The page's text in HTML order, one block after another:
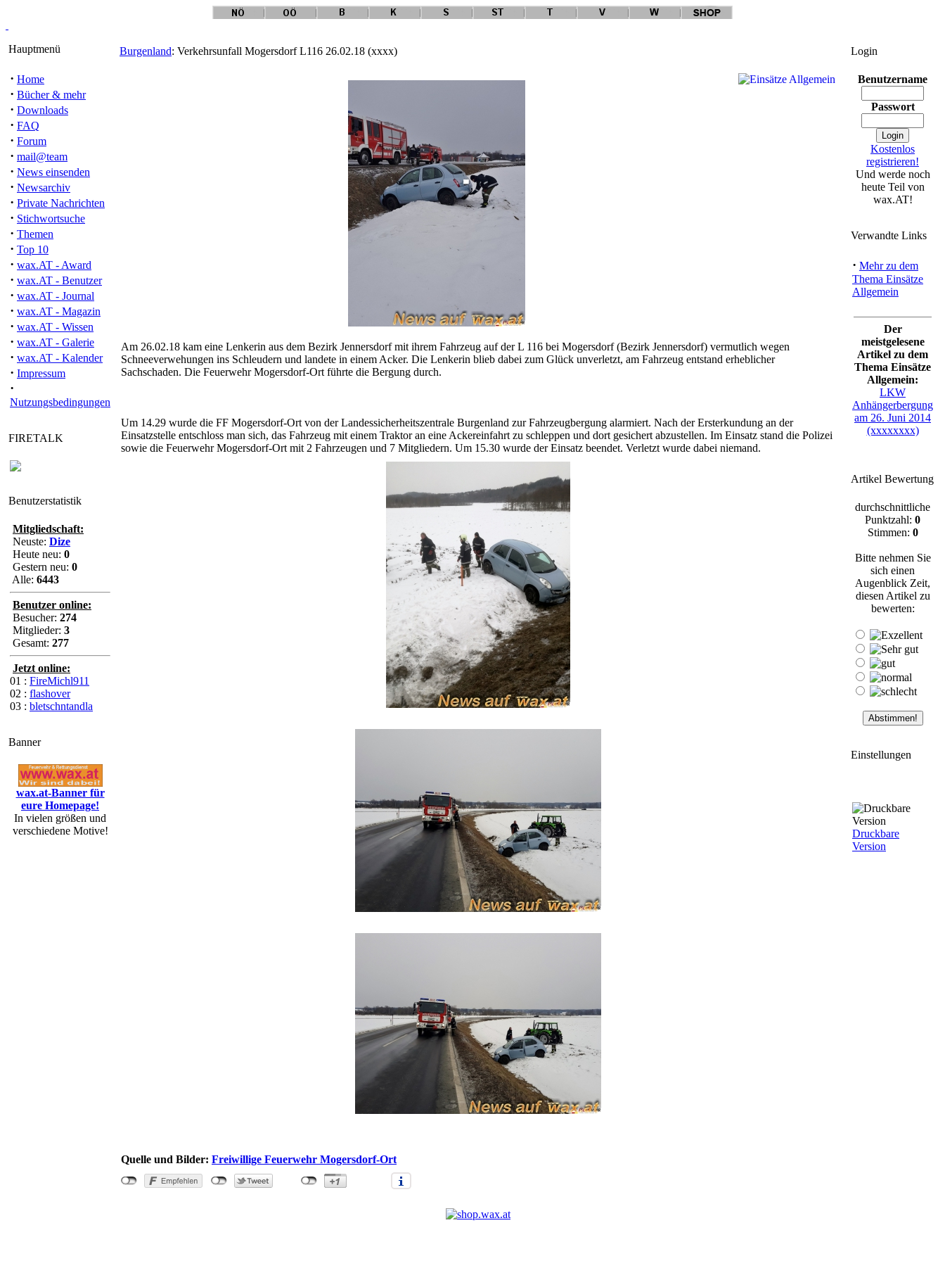
Hauptmenü
· Home
· Bücher & mehr
· Downloads
· FAQ
· Forum
· mail@team
· News einsenden
· Newsarchiv
· Private Nachrichten
· Stichwortsuche
· Themen
· Top 10
· wax.AT - Award
· wax.AT - Benutzer
· wax.AT - Journal
· wax.AT - Magazin
· wax.AT - Wissen
· wax.AT - Galerie
· wax.AT - Kalender
· Impressum
·
Nutzungsbedingungen
FIRETALK
Benutzerstatistik
Mitgliedschaft:
Neuste: Dize
Heute neu: 0
Gestern neu: 0
Alle: 6443
Benutzer online:
Besucher: 274
Mitglieder: 3
Gesamt: 277
Jetzt online:
01 : FireMichl911
02 : flashover
03 : bletschntandla
Banner
wax.at-Banner für
eure Homepage!
In vielen größen und
verschiedene Motive!
Burgenland: Verkehrsunfall Mogersdorf L116 26.02.18 (xxxx)
Am 26.02.18 kam eine Lenkerin aus dem Bezirk Jennersdorf mit ihrem Fahrzeug auf der L 116 bei Mogersdorf (Bezirk Jennersdorf) vermutlich wegen
Schneeverwehungen ins Schleudern und landete in einem Acker. Die Lenkerin blieb dabei zum Glück unverletzt, am Fahrzeug entstand erheblicher
Sachschaden. Die Feuerwehr Mogersdorf-Ort führte die Bergung durch.
Um 14.29 wurde die FF Mogersdorf-Ort von der Landessicherheitszentrale Burgenland zur Fahrzeugbergung alarmiert. Nach der Ersterkundung an der
Einsatzstelle entschloss man sich, das Fahrzeug mit einem Traktor an eine Ackereinfahrt zu schleppen und dort gesichert abzustellen. Im Einsatz stand die Polizei
sowie die Feuerwehr Mogersdorf-Ort mit 2 Fahrzeugen und 7 Mitgliedern. Um 15.30 wurde der Einsatz beendet. Verletzt wurde dabei niemand.
Quelle und Bilder: Freiwillige Feuerwehr Mogersdorf-Ort
Login
Benutzername
Passwort
Kostenlos
registrieren!
Und werde noch
heute Teil von
wax.AT!
Verwandte Links
· Mehr zu dem
Thema Einsätze
Allgemein
Der
meistgelesene
Artikel zu dem
Thema Einsätze
Allgemein:
LKW
Anhängerbergung
am 26. Juni 2014
(xxxxxxxx)
Artikel Bewertung
durchschnittliche
Punktzahl: 0
Stimmen: 0
Bitte nehmen Sie
sich einen
Augenblick Zeit,
diesen Artikel zu
bewerten:
Einstellungen
Druckbare
Version